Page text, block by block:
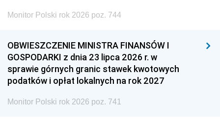
Monitor Polski rok 2026 poz. 744
OBWIESZCZENIE MINISTRA FINANSÓW I
GOSPODARKI z dnia 23 lipca 2026 r. w
sprawie górnych granic stawek kwotowych
podatków i opłat lokalnych na rok 2027
Monitor Polski rok 2026 poz. 741